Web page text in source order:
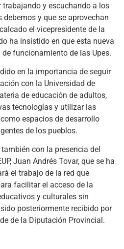
trabajando y escuchando a los
y que se aprovechan
el vicepresidente de la
ha insistido en que esta nueva
funcionamiento de las Upes.
en la importancia de seguir
con la Universidad de
de educación de adultos,
tecnologías y utilizar las
espacios de desarrollo
de los pueblos.
con la presencia del
Juan Andrés Tovar, que se ha
el trabajo de la red que
facilitar el acceso de la
y culturales sin
posteriormente recibido por
de la Diputación Provincial.